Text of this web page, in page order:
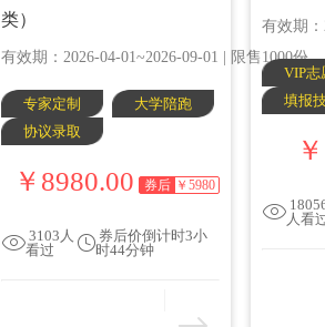
类）
有效期：2026-04-01~2026-09-01 | 限售1000份
专家定制
大学陪跑
协议录取
￥8980.00 券后 ￥5980
3103人
看过
券后价倒计时3小
时44分钟
有效期：
VIP志
填报
人看